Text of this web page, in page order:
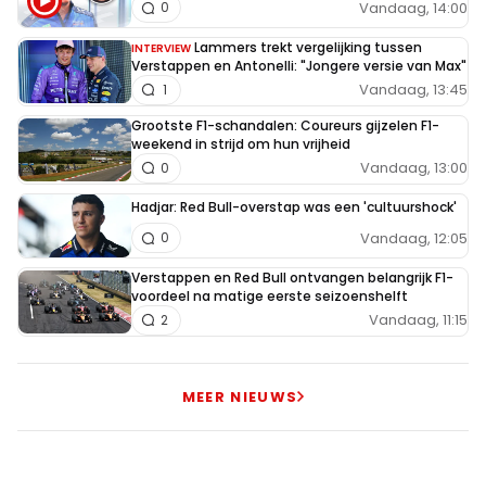
Vandaag, 14:00
0
INTERVIEW Lammers trekt vergelijking tussen
Verstappen en Antonelli: "Jongere versie van Max"
Vandaag, 13:45
1
Grootste F1-schandalen: Coureurs gijzelen F1-
weekend in strijd om hun vrijheid
Vandaag, 13:00
0
Hadjar: Red Bull-overstap was een 'cultuurshock'
Vandaag, 12:05
0
Verstappen en Red Bull ontvangen belangrijk F1-
voordeel na matige eerste seizoenshelft
Vandaag, 11:15
2
MEER NIEUWS